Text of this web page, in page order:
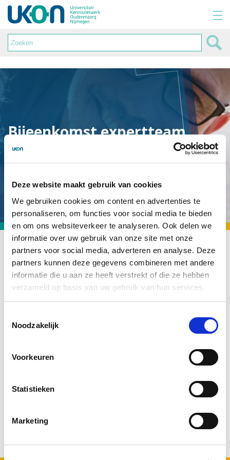
Deze website maakt gebruik van cookies
We gebruiken cookies om content en advertenties te
personaliseren, om functies voor social media te bieden
en om ons websiteverkeer te analyseren. Ook delen we
informatie over uw gebruik van onze site met onze
partners voor social media, adverteren en analyse. Deze
partners kunnen deze gegevens combineren met andere
informatie die u aan ze heeft verstrekt of die ze hebben
verzameld op basis van uw gebruik van hun services.
Noodzakelijk
Voorkeuren
Statistieken
Marketing
Bijeenkomst expertteam
V&V
Agenda Nieuwsbrief Symposium
uit verzorgenden, (hbo-)verpleegkundigen en
aangesloten zijn bij het UKON. Zij houden zich bezig met
en interprofessionele communicatie en samenwerking
V&V.